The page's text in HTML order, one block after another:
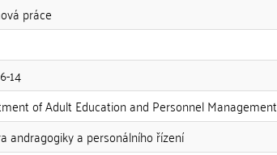
práce
14
of Adult Education and Personnel Management
andragogiky a personálního řízení